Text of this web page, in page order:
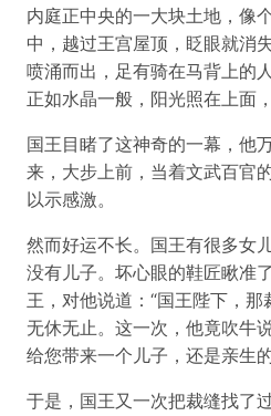
内庭正中央的一大块土地，像
中，越过王宫屋顶，眨眼就消
喷涌而出，足有骑在马背上的
正如水晶一般，阳光照在上面
国王目睹了这神奇的一幕，他
来，大步上前，当着文武百官
以示感激。
然而好运不长。国王有很多女
没有儿子。坏心眼的鞋匠瞅准
王，对他说道：“国王陛下，
无休无止。这一次，他竟吹牛
给您带来一个儿子，还是亲生
于是，国王又一次把裁缝找了